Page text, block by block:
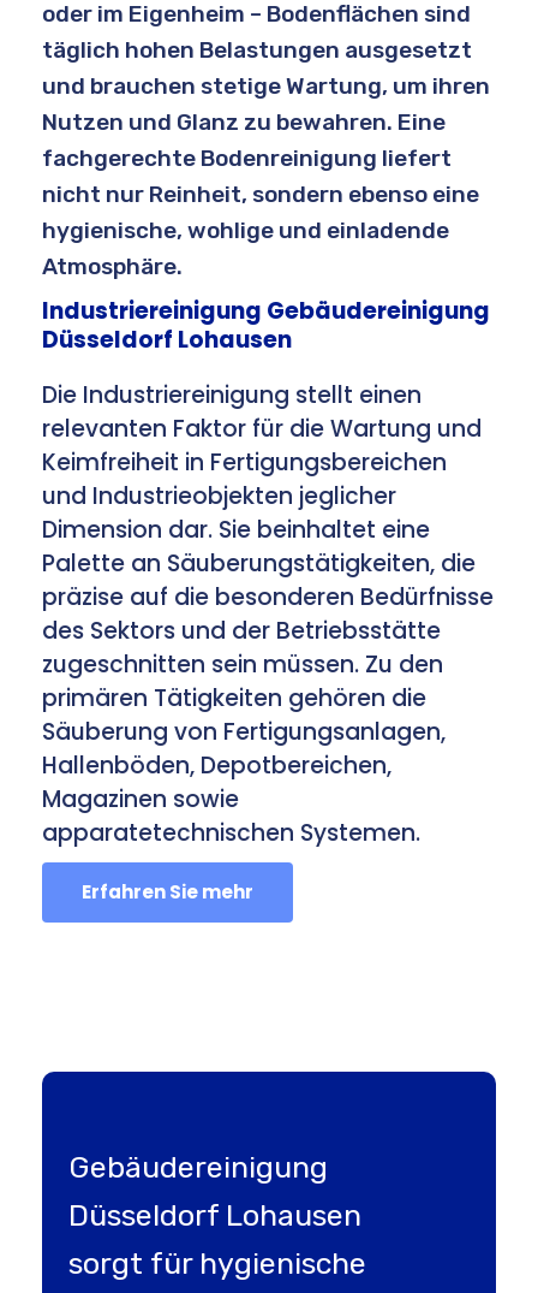
oder im Eigenheim – Bodenflächen sind
täglich hohen Belastungen ausgesetzt
und brauchen stetige Wartung, um ihren
Nutzen und Glanz zu bewahren. Eine
fachgerechte Bodenreinigung liefert
nicht nur Reinheit, sondern ebenso eine
hygienische, wohlige und einladende
Atmosphäre.
Industriereinigung Gebäudereinigung
Düsseldorf Lohausen
Die Industriereinigung stellt einen
relevanten Faktor für die Wartung und
Keimfreiheit in Fertigungsbereichen
und Industrieobjekten jeglicher
Dimension dar. Sie beinhaltet eine
Palette an Säuberungstätigkeiten, die
präzise auf die besonderen Bedürfnisse
des Sektors und der Betriebsstätte
zugeschnitten sein müssen. Zu den
primären Tätigkeiten gehören die
Säuberung von Fertigungsanlagen,
Hallenböden, Depotbereichen,
Magazinen sowie
apparatetechnischen Systemen.
Erfahren Sie mehr
Gebäudereinigung
Düsseldorf Lohausen
sorgt für hygienische